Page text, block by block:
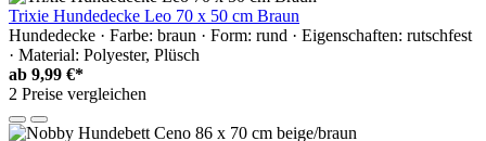
Trixie Hundedecke Leo 70 x 50 cm Braun
Hundedecke · Farbe: braun · Form: rund · Eigenschaften: rutschfest
· Material: Polyester, Plüsch
ab 9,99 €*
2 Preise vergleichen